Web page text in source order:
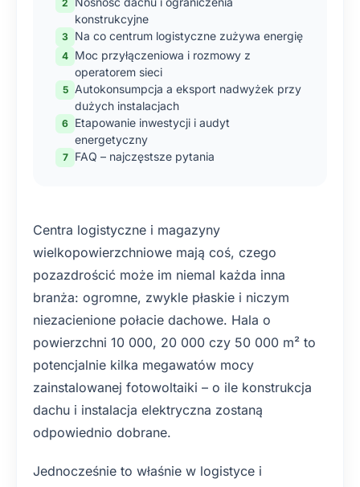
konstrukcyjne
Na co centrum logistyczne zużywa energię
Moc przyłączeniowa i rozmowy z
operatorem sieci
Autokonsumpcja a eksport nadwyżek przy
dużych instalacjach
Etapowanie inwestycji i audyt
energetyczny
FAQ – najczęstsze pytania
Centra logistyczne i magazyny
wielkopowierzchniowe mają coś, czego
pozazdrościć może im niemal każda inna
branża: ogromne, zwykle płaskie i niczym
niezacienione połacie dachowe. Hala o
powierzchni 10 000, 20 000 czy 50 000 m² to
potencjalnie kilka megawatów mocy
zainstalowanej fotowoltaiki – o ile konstrukcja
dachu i instalacja elektryczna zostaną
odpowiednio dobrane.
Jednocześnie to właśnie w logistyce i